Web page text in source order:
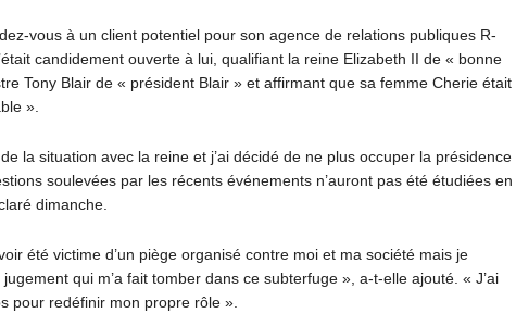
vous à un client potentiel pour son agence de relations publiques R-
candidement ouverte à lui, qualifiant la reine Elizabeth II de « bonne
Tony Blair de « président Blair » et affirmant que sa femme Cherie était
».
la situation avec la reine et j’ai décidé de ne plus occuper la présidence
soulevées par les récents événements n’auront pas été étudiées en
dimanche.
été victime d’un piège organisé contre moi et ma société mais je
qui m’a fait tomber dans ce subterfuge », a-t-elle ajouté. « J’ai
pour redéfinir mon propre rôle ».